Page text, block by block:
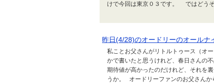
けで今回は東京０３です。 ではど
昨日(4/28)のオードリーのオールナ
私ことお父さんがリトルトゥース（オ
かで書いたと思うけれど、春日さんの
期待値が高かったのだけれど、それを
うか。 オードリーファンのお父さん